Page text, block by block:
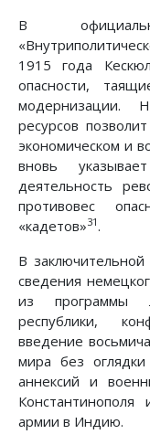
В
1915 года
опасности,
модернизации.
ресурсов
экономическом и
вновь
деятельность
противовес
«кадетов»31 .
В
сведения
из программы
республики,
введение
мира без
аннексий и
армии в Индию.